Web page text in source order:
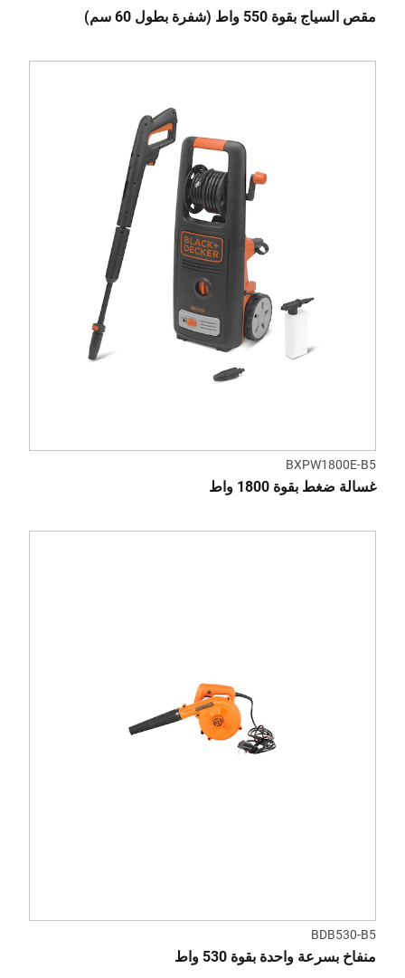
مقص السياج بقوة 550 واط (شفرة بطول 60 سم)
BXPW1800E-B5
غسالة ضغط بقوة 1800 واط
BDB530-B5
منفاخ بسرعة واحدة بقوة 530 واط